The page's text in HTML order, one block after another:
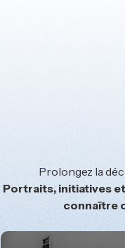
Prolongez la
Portraits, initiatives
connaître